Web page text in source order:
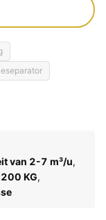
van 2-7 m³/u,
KG,